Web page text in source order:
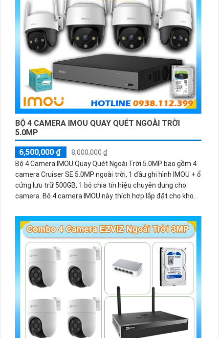
BỘ 4 CAMERA IMOU QUAY QUÉT NGOÀI TRỜI
5.0MP
6,500,000 ₫
8,000,000 ₫
Bộ 4 Camera IMOU Quay Quét Ngoài Trời 5.0MP bao gồm 4
camera Cruiser SE 5.0MP ngoài trời, 1 đầu ghi hình IMOU + ổ
cứng lưu trữ 500GB, 1 bộ chia tín hiệu chuyên dụng cho
camera. Bộ 4 camera IMOU này thích hợp lắp đặt cho kho
trời.